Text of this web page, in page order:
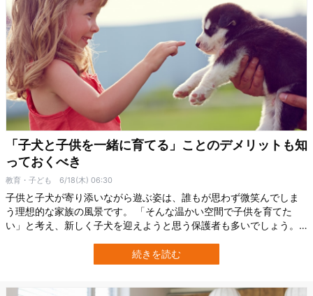
「子犬と子供を一緒に育てる」ことのデメリットも知
っておくべき
教育・子ども 6/18(木) 06:30
子供と子犬が寄り添いながら遊ぶ姿は、誰もが思わず微笑んでしま
う理想的な家族の風景です。 「そんな温かい空間で子供を育てた
い」と考え、新しく子犬を迎えようと思う保護者も多いでしょう。
の心の健康や家族の癒しを期待して子犬を迎える家庭が増えまし
た。 しかし「犬を飼えば家族が幸せになれる」というイメージの裏
続きを読む